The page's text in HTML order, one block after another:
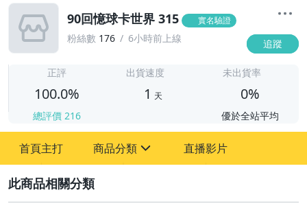
90回憶球卡世界 315 實名驗證
粉絲數 176 6小時前上線 追蹤
正評
100.0%
總評價 216
出貨速度
1 天
未出貨率
0%
優於全站平均
首頁主打 商品分類
偶像、球員卡與郵幣
直播影片